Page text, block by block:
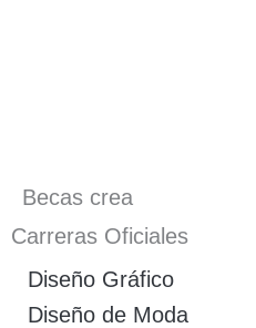
Becas crea
Carreras Oficiales
Diseño Gráfico
Diseño de Moda